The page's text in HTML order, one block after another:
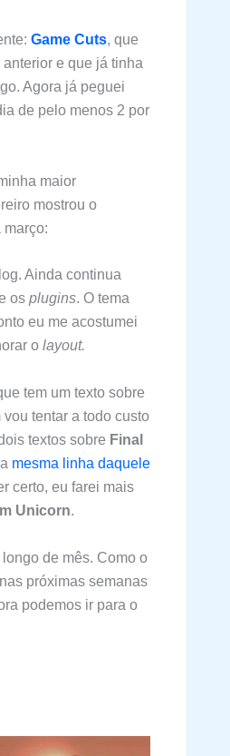
Game Cuts, que
e que já tinha
Agora já peguei
de pelo menos 2 por
maior
mostrou o
março:
Ainda continua
os plugins. O tema
eu me acostumei
o layout.
tem um texto sobre
tentar a todo custo
textos sobre Final
mesma linha daquele
certo, eu farei mais
Unicorn.
de mês. Como o
próximas semanas
podemos ir para o